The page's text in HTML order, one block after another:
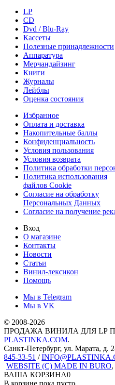
LP
CD
Dvd / Blu-Ray
Кассеты
Полезные принадлежности
Аппаратура
Мерчандайзинг
Книги
Журналы
Лейблы
Оценка состояния
Избранное
Оплата и доставка
Накопительные баллы
Конфиденциальность
Условия пользования
Условия возврата
Политика обработки
Политика использования
файлов Cookie
Согласие на обработку
Персональных Данных
Согласие на получение
Вход
О магазине
Контакты
Новости
Статьи
Винил-лексикон
Помощь
Мы в Telegram
Мы в VK
© 2008-2026
ПРОДАЖА ВИНИЛА ДЛЯ LP
PLASTINKA.COM.
Санкт-Петербург, ул. Марата, д.
845-33-51 /
WEBSITE (C) MADE IN BURO,
ВАША КОРЗИНА0
В корзине пока пусто